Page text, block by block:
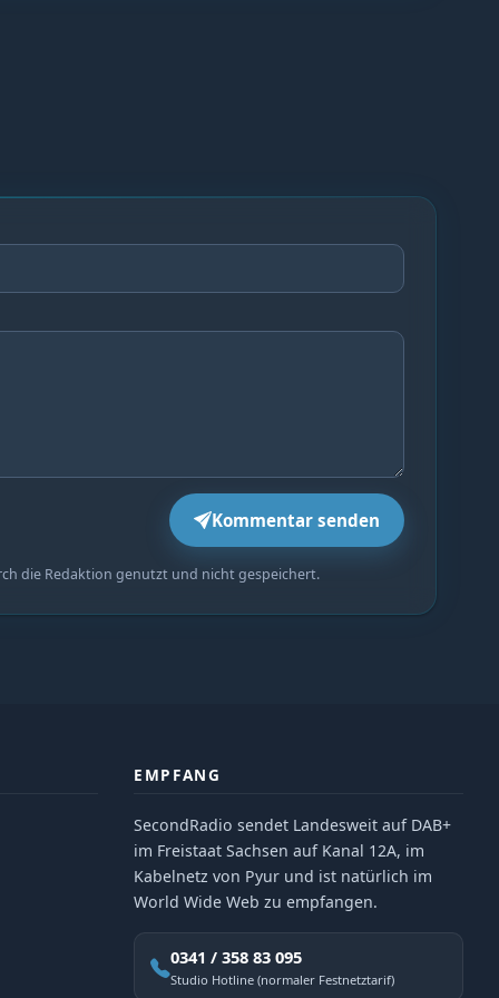
Kommentar senden
die Redaktion genutzt und nicht gespeichert.
EMPFANG
SecondRadio sendet Landesweit auf DAB+
im Freistaat Sachsen auf Kanal 12A, im
Kabelnetz von Pyur und ist natürlich im
World Wide Web zu empfangen.
0341 / 358 83 095
Studio Hotline (normaler Festnetztarif)